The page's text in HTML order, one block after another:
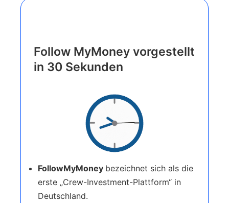
Follow MyMoney vorgestellt
in 30 Sekunden
FollowMyMoney bezeichnet sich als die
erste „Crew-Investment-Plattform“ in
Deutschland.